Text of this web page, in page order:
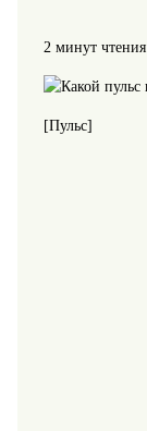
2 минут чтения
[Пульс]